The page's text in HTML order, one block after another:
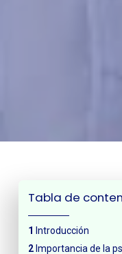
Tabla de
Introducción
Importancia de la